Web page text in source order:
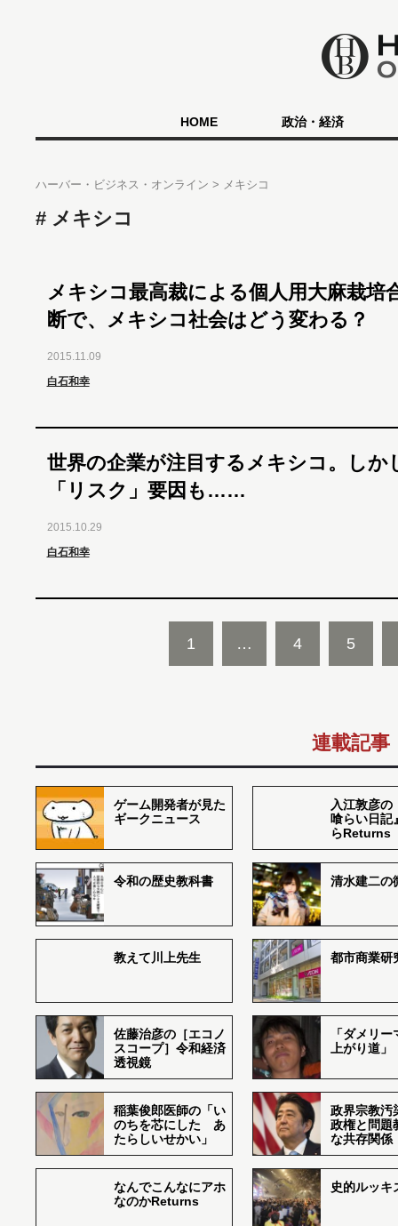
HOME 政治・経済
ハーバー・ビジネス・オンライン メキシコ
メキシコ
メキシコ最高裁による個人用大麻栽培
断で、メキシコ社会はどう変わる？
2015.11.09
白石和幸
世界の企業が注目するメキシコ。しか
「リスク」要因も……
2015.10.29
白石和幸
1 … 4 5
連載記事
ゲーム開発者が見た
ギークニュース
入江敦彦の
喰らい日記
らReturns
令和の歴史教科書 清水建二の
教えて川上先生 都市商業研
佐藤治彦の［エコノ
スコープ］令和経済
透視鏡
「ダメリ
上がり道」
稲葉俊郎医師の「い
のちを芯にした あ
たらしいせかい」
政界宗教汚
政権と問題
な共存関係
なんでこんなにアホ
なのかReturns
史的ルッキ